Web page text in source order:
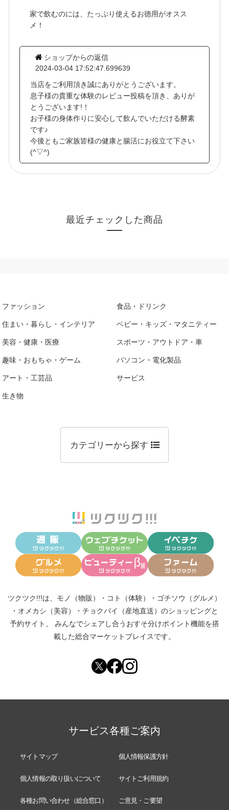
家で飲むのには、たっぷり使えるお徳用がオスス
メ！
ショップからの返信
2024-03-04 17:52:47.699639
当店をご利用頂き誠にありがとうございます。
息子様の貴重な体験のレビュー投稿を頂き、ありが
とうございます!！
お子様の身体作りに安心して飲んでいただける酵素
です♪
今後ともご家族皆様の健康と腸活にお役立て下さい
(^▽^)
最近チェックした商品
ファッション 食品・ドリンク
住まい・暮らし・インテリア ベビー・キッズ・マタニティー
美容・健康・医療 スポーツ・アウトドア・車
趣味・おもちゃ・ゲーム パソコン・電化製品
アート・工芸品 サービス
生き物
カテゴリーから探す
ツクツク!!!は、 モノ（物販） ・ コト（体験） ・ ゴチソウ（グルメ）
・ オメカシ（美容） ・ チョクバイ（産地直送） のショッピングと
予約サイト。
みんなでシェアし合う おすそ分けポイント機能を搭
載した総合マーケットプレイスです。
サービス各種ご案内
サイトマップ 個人情報保護方針
個人情報の取り扱いについて サイトご利用規約
各種お問い合わせ（総合窓口） ご意見・ご要望